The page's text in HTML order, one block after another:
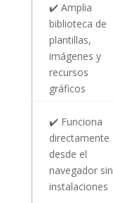
✔️ Amplia
biblioteca de
plantillas,
imágenes y
recursos
gráficos
✔️ Funciona
directamente
desde el
navegador sin
instalaciones